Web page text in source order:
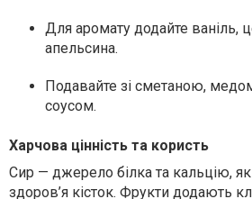
Для аромату додайте ваніль,
апельсина.
Подавайте зі сметаною,
соусом.
Харчова цінність та користь
Сир — джерело білка та кальцію,
здоров’я кісток. Фрукти додають